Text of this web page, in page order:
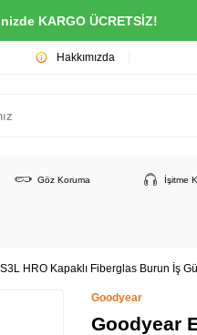
KARGO ÜCRETSİZ!
Hakkımızda
Göz Koruma İşitme
HRO Kapaklı Fiberglas Burun İş
Goodyear
Goodyear